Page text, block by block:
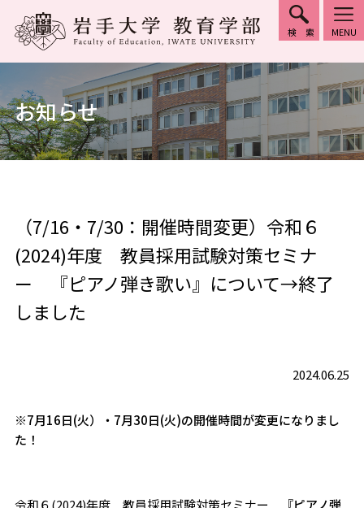
検索 MENU
お知らせ
（7/16・7/30：開催時間変更）令和６
(2024)年度 教員採用試験対策セミナ
ー 『ピアノ弾き歌い』について→終了
しました
2024.06.25
※7月16日(火）・7月30日(火)の開催時間が変更になりまし
た！
令和６(2024)年度 教員採用試験対策セミナー 『ピアノ弾